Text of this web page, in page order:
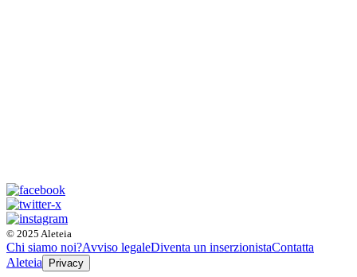
© 2025 Aleteia
Chi siamo noi?Avviso legaleDiventa un inserzionistaContatta
Aleteia
Privacy